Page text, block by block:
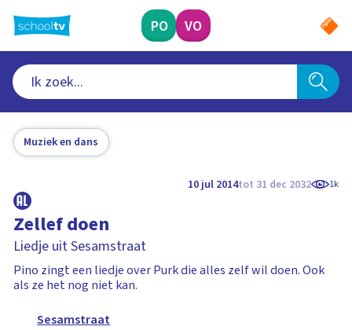
naar
hoofdinhoud
PO VO
Muziek en dans
10 jul 2014tot 31 dec 2032 1k
Zellef doen
Liedje uit Sesamstraat
Pino zingt een liedje over Purk die alles zelf wil doen. Ook
als ze het nog niet kan.
Sesamstraat